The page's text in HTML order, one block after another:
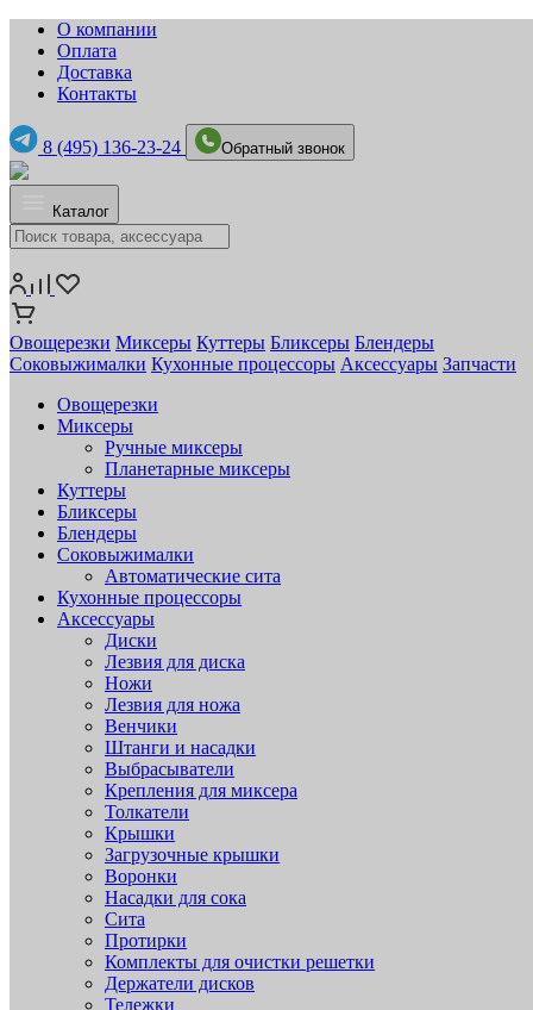
О компании
Оплата
Доставка
Контакты
8 (495) 136-23-24 Обратный звонок
Каталог
Овощерезки Миксеры Куттеры Бликсеры Блендеры
Соковыжималки Кухонные процессоры Аксессуары Запчасти
Овощерезки
Миксеры
Ручные миксеры
Планетарные миксеры
Куттеры
Бликсеры
Блендеры
Соковыжималки
Автоматические сита
Кухонные процессоры
Аксессуары
Диски
Лезвия для диска
Ножи
Лезвия для ножа
Венчики
Штанги и насадки
Выбрасыватели
Крепления для миксера
Толкатели
Крышки
Загрузочные крышки
Воронки
Насадки для сока
Сита
Протирки
Комплекты для очистки решетки
Держатели дисков
Тележки